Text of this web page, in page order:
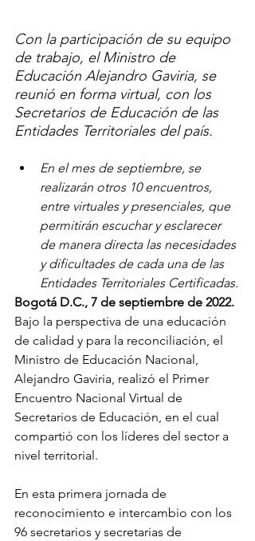
Con la participación de su equipo
de trabajo, el Ministro de
Educación Alejandro Gaviria, se
reunió en forma virtual, con los
Secretarios de Educación de las
Entidades Territoriales del país.
En el mes de septiembre, se
realizarán otros 10 encuentros,
entre virtuales y presenciales, que
permitirán escuchar y esclarecer
de manera directa las necesidades
y dificultades de cada una de las
Entidades Territoriales Certificadas.
Bogotá D.C., 7 de septiembre de 2022.
Bajo la perspectiva de una educación
de calidad y para la reconciliación, el
Ministro de Educación Nacional,
Alejandro Gaviria, realizó el Primer
Encuentro Nacional Virtual de
Secretarios de Educación, en el cual
compartió con los líderes del sector a
nivel territorial.
En esta primera jornada de
reconocimiento e intercambio con los
96 secretarios y secretarias de